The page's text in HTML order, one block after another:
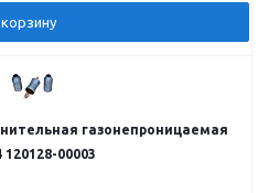
газонепроницаемая
00003